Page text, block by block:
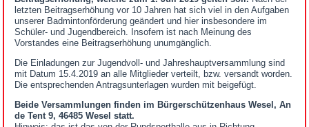
letzten Beitragserhöhung vor 10 Jahren hat sich viel in den Aufgaben
unserer Badmintonförderung geändert und hier insbesondere im
Schüler- und Jugendbereich. Insofern ist nach Meinung des
Vorstandes eine Beitragserhöhung unumgänglich.
Die Einladungen zur Jugendvoll- und Jahreshauptversammlung sind
mit Datum 15.4.2019 an alle Mitglieder verteilt, bzw. versandt worden.
Die entsprechenden Antragsunterlagen wurden mit beigefügt.
Beide Versammlungen finden im Bürgerschützenhaus Wesel, An
de Tent 9, 46485 Wesel statt.